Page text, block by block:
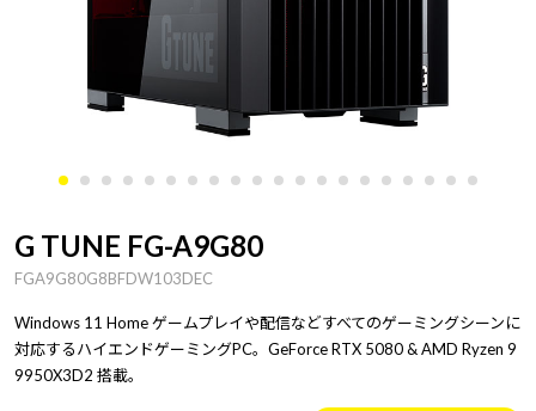
G TUNE FG-A9G80
FGA9G80G8BFDW103DEC
Windows 11 Home ゲームプレイや配信などすべてのゲーミングシーンに
対応するハイエンドゲーミングPC。GeForce RTX 5080 & AMD Ryzen 9
9950X3D2 搭載。